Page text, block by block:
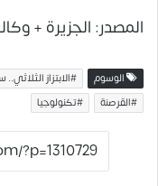
المصدر: الجزيرة +
الوسوم #الابتزاز
#القرصنة
#تكنولوجيا